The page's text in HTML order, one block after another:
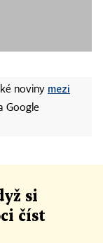
noviny mezi
Google
si
číst